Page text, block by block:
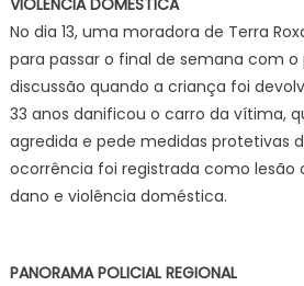
No dia 13, uma moradora de Terra
para passar o final de semana com
discussão quando a criança foi
33 anos danificou o carro da vítima,
agredida e pede medidas protetivas
ocorrência foi registrada como lesão
dano e violência doméstica.
PANORAMA POLICIAL REGIONAL